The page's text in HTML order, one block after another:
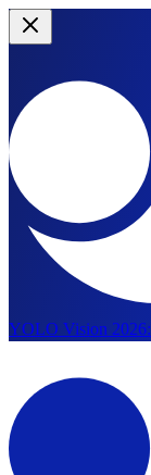
YOLO Vision 2026: